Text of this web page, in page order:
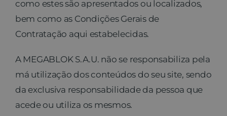
como estes são apresentados ou localizados,
bem como as Condições Gerais de
Contratação aqui estabelecidas.
A MEGABLOK S.A.U. não se responsabiliza pela
má utilização dos conteúdos do seu site, sendo
da exclusiva responsabilidade da pessoa que
acede ou utiliza os mesmos.